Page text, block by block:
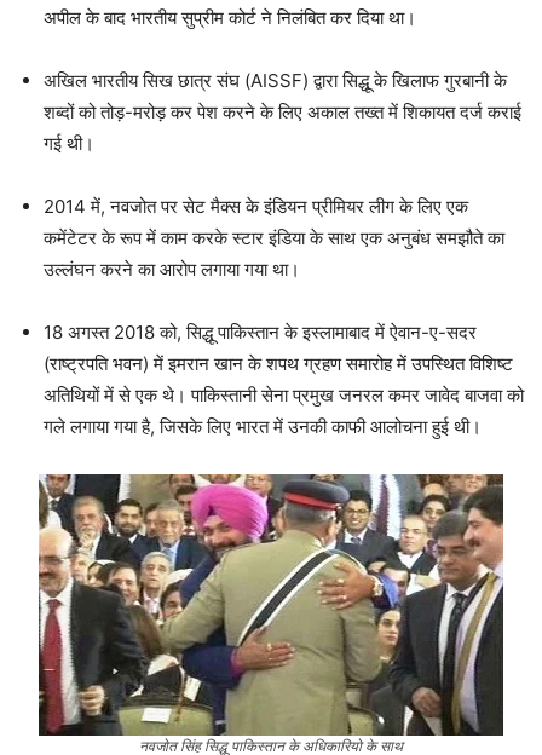
अपील के बाद भारतीय सुप्रीम कोर्ट ने निलंबित कर दिया था।
अखिल भारतीय सिख छात्र संघ (AISSF) द्वारा सिद्धू के खिलाफ गुरबानी के
शब्दों को तोड़-मरोड़ कर पेश करने के लिए अकाल तख्त में शिकायत दर्ज कराई
गई थी।
2014 में, नवजोत पर सेट मैक्स के इंडियन प्रीमियर लीग के लिए एक
कमेंटेटर के रूप में काम करके स्टार इंडिया के साथ एक अनुबंध समझौते का
उल्लंघन करने का आरोप लगाया गया था।
18 अगस्त 2018 को, सिद्धू पाकिस्तान के इस्लामाबाद में ऐवान-ए-सदर
(राष्ट्रपति भवन) में इमरान खान के शपथ ग्रहण समारोह में उपस्थित विशिष्ट
अतिथियों में से एक थे। पाकिस्तानी सेना प्रमुख जनरल कमर जावेद बाजवा को
गले लगाया गया है, जिसके लिए भारत में उनकी काफी आलोचना हुई थी।
नवजोत सिंह सिद्धू पाकिस्तान के अधिकारियो के साथ